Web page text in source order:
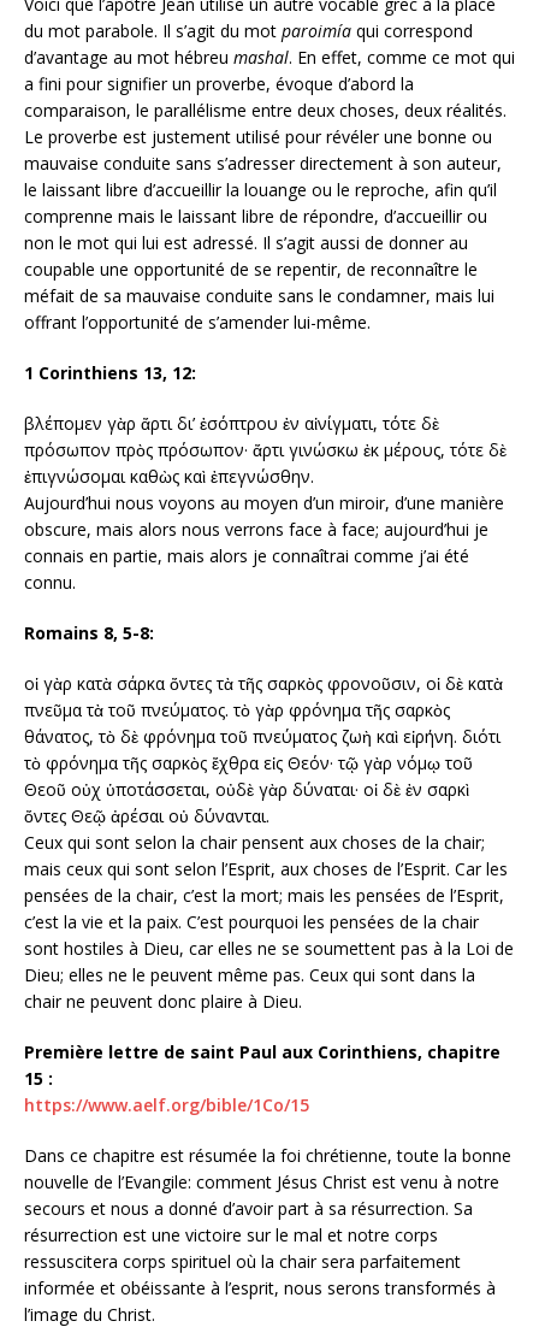
du mot parabole. Il s’agit du mot paroimía qui correspond
d’avantage au mot hébreu mashal. En effet, comme ce mot qui
a fini pour signifier un proverbe, évoque d’abord la
comparaison, le parallélisme entre deux choses, deux réalités.
Le proverbe est justement utilisé pour révéler une bonne ou
mauvaise conduite sans s’adresser directement à son auteur,
le laissant libre d’accueillir la louange ou le reproche, afin qu’il
comprenne mais le laissant libre de répondre, d’accueillir ou
non le mot qui lui est adressé. Il s’agit aussi de donner au
coupable une opportunité de se repentir, de reconnaître le
méfait de sa mauvaise conduite sans le condamner, mais lui
offrant l’opportunité de s’amender lui-même.
1 Corinthiens 13, 12:
βλέπομεν γὰρ ἄρτι δι’ ἐσόπτρου ἐν αἰνίγματι, τότε δὲ
πρόσωπον πρὸς πρόσωπον· ἄρτι γινώσκω ἐκ μέρους, τότε δὲ
ἐπιγνώσομαι καθὼς καὶ ἐπεγνώσθην.
Aujourd’hui nous voyons au moyen d’un miroir, d’une manière
obscure, mais alors nous verrons face à face; aujourd’hui je
connais en partie, mais alors je connaîtrai comme j’ai été
connu.
Romains 8, 5-8:
οἱ γὰρ κατὰ σάρκα ὄντες τὰ τῆς σαρκὸς φρονοῦσιν, οἱ δὲ κατὰ
πνεῦμα τὰ τοῦ πνεύματος. τὸ γὰρ φρόνημα τῆς σαρκὸς
θάνατος, τὸ δὲ φρόνημα τοῦ πνεύματος ζωὴ καὶ εἰρήνη. διότι
τὸ φρόνημα τῆς σαρκὸς ἔχθρα εἰς Θεόν· τῷ γὰρ νόμῳ τοῦ
Θεοῦ οὐχ ὑποτάσσεται, οὐδὲ γὰρ δύναται· οἱ δὲ ἐν σαρκὶ
ὄντες Θεῷ ἀρέσαι οὐ δύνανται.
Ceux qui sont selon la chair pensent aux choses de la chair;
mais ceux qui sont selon l’Esprit, aux choses de l’Esprit. Car les
pensées de la chair, c’est la mort; mais les pensées de l’Esprit,
c’est la vie et la paix. C’est pourquoi les pensées de la chair
sont hostiles à Dieu, car elles ne se soumettent pas à la Loi de
Dieu; elles ne le peuvent même pas. Ceux qui sont dans la
chair ne peuvent donc plaire à Dieu.
Première lettre de saint Paul aux Corinthiens, chapitre
15 :
https://www.aelf.org/bible/1Co/15
Dans ce chapitre est résumée la foi chrétienne, toute la bonne
nouvelle de l’Evangile: comment Jésus Christ est venu à notre
secours et nous a donné d’avoir part à sa résurrection. Sa
résurrection est une victoire sur le mal et notre corps
ressuscitera corps spirituel où la chair sera parfaitement
informée et obéissante à l’esprit, nous serons transformés à
l’image du Christ.